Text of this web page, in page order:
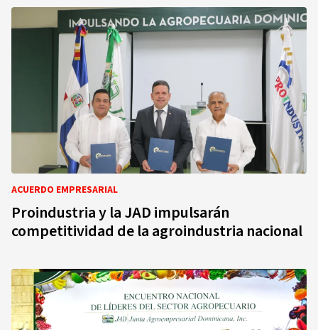
ACUERDO EMPRESARIAL
Proindustria y la JAD impulsarán
competitividad de la agroindustria nacional